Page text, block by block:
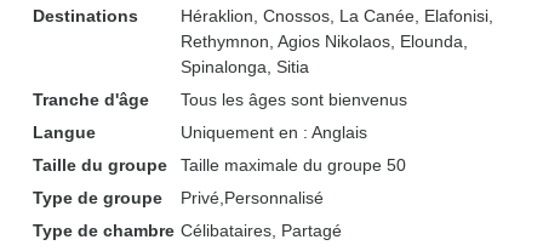
Destinations
Héraklion , Cnossos , La Canée , Elafonisi
Rethymnon , Agios Nikolaos , Elounda
Spinalonga , Sitia
Tranche d'âge
Tous les âges sont bienvenus
Langue
Uniquement en : Anglais
Taille du groupe
Taille maximale du groupe 50
Type de groupe
Privé Personnalisé
Type de chambre Célibataires, Partagé